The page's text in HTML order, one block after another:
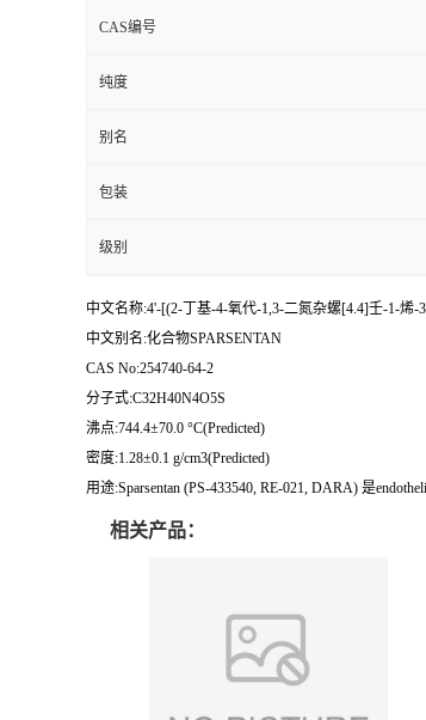
CAS编号
纯度
别名
包装
级别
中文名称:4'-[(2-丁基-4-氧代-1,3-二氮杂螺[4.4]壬-1-
中文别名:化合物SPARSENTAN
CAS No:254740-64-2
分子式:C32H40N4O5S
沸点:744.4±70.0 °C(Predicted)
密度:1.28±0.1 g/cm3(Predicted)
用途:Sparsentan (PS-433540, RE-021, DARA) 是
相关产品：